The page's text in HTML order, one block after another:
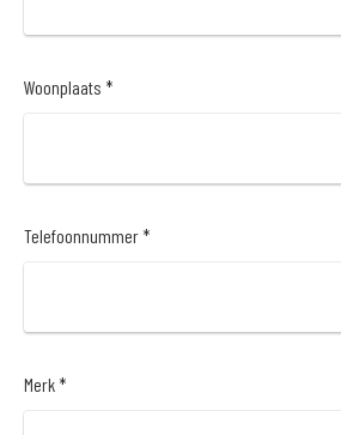
Woonplaats *
Telefoonnummer *
Merk *